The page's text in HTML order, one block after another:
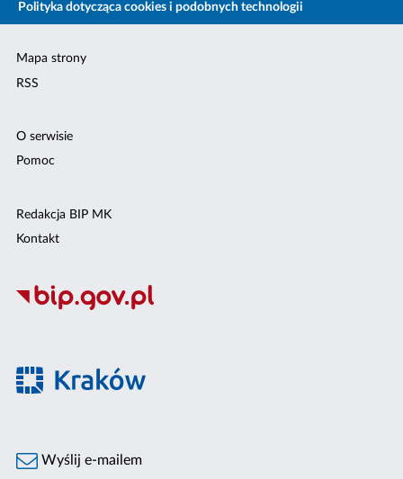
Polityka dotycząca cookies i podobnych technologii
Mapa strony
RSS
O serwisie
Pomoc
Redakcja BIP MK
Kontakt
Wyślij e-mailem